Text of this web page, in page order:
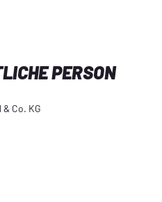
PERSON
Co. KG